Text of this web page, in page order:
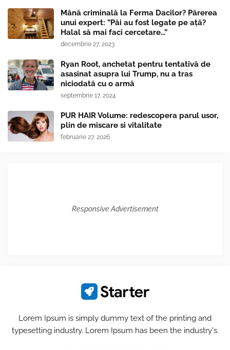
Mână criminală la Ferma Dacilor? Părerea
unui expert: ”Păi au fost legate pe ață?
Halal să mai faci cercetare...”
decembrie 27, 2023
Ryan Root, anchetat pentru tentativă de
asasinat asupra lui Trump, nu a tras
niciodată cu o armă
septembrie 17, 2024
PUR HAIR Volume: redescopera parul usor,
plin de miscare si vitalitate
februarie 27, 2026
Responsive Advertisement
Lorem Ipsum is simply dummy text of the printing and
typesetting industry. Lorem Ipsum has been the industry's.